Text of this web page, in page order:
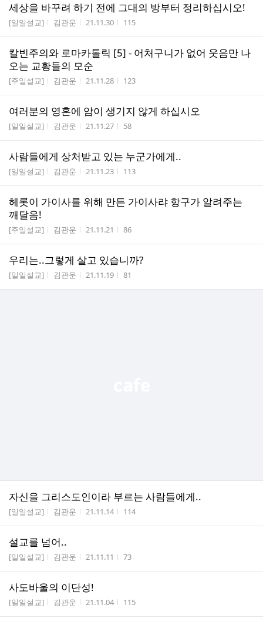
세상을 바꾸려 하기 전에 그대의 방부터 정리하십시오!
게시판명
[일일설교] 작성자
김관운 작성시간
21.11.30 조회수
115
칼빈주의와 로마카톨릭 [5] - 어처구니가 없어 웃음만 나
오는 교황들의 모순
게시판명
[주일설교] 작성자
김관운 작성시간
21.11.28 조회수
123
여러분의 영혼에 암이 생기지 않게 하십시오
게시판명
[일일설교] 작성자
김관운 작성시간
21.11.27 조회수
58
사람들에게 상처받고 있는 누군가에게..
게시판명
[일일설교] 작성자
김관운 작성시간
21.11.23 조회수
113
헤롯이 가이사를 위해 만든 가이사랴 항구가 알려주는
깨달음!
게시판명
[주일설교] 작성자
김관운 작성시간
21.11.21 조회수
86
우리는..그렇게 살고 있습니까?
게시판명
[일일설교] 작성자
김관운 작성시간
21.11.19 조회수
81
자신을 그리스도인이라 부르는 사람들에게..
게시판명
[일일설교] 작성자
김관운 작성시간
21.11.14 조회수
114
설교를 넘어..
게시판명
[일일설교] 작성자
김관운 작성시간
21.11.11 조회수
73
사도바울의 이단성!
게시판명
[일일설교] 작성자
김관운 작성시간
21.11.04 조회수
115